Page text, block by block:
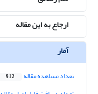
ارجاع به این مقاله
آمار
تعداد مشاهده مقاله 912